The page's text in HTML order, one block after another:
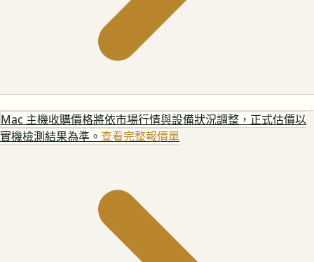
Mac 主機收購價格將依市場行情與設備狀況調整，正式估價以
實機檢測結果為準。 查看完整報價單